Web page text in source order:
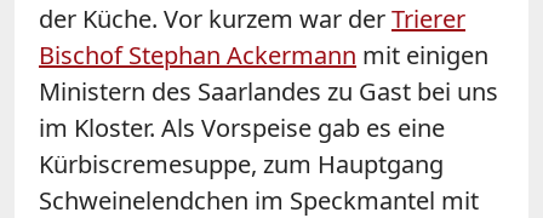
der Küche. Vor kurzem war derTrierer
Bischof Stephan Ackermann mit einigen
Ministern des Saarlandes zu Gast bei uns
im Kloster. Als Vorspeise gab es eine
Kürbiscremesuppe, zum Hauptgang
Schweinelendchen im Speckmantel mit